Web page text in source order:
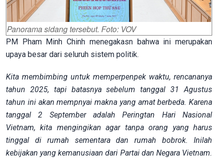
Panorama sidang tersebut. Foto: VOV
PM Pham Minh Chinh menegakasn bahwa ini merupakan
upaya besar dari seluruh sistem politik.
Kita membimbing untuk memperpenpek waktu, rencananya
tahun 2025, tapi batasnya sebelum tanggal 31 Agustus
tahun ini akan mempnyai makna yang amat berbeda. Karena
tanggal 2 September adalah Peringtan Hari Nasional
Vietnam, kita mengingikan agar tanpa orang yang harus
tinggal di rumah sementara dan rumah bobrok. Inilah
kebijakan yang kemanusiaan dari Partai dan Negara Vietnam.